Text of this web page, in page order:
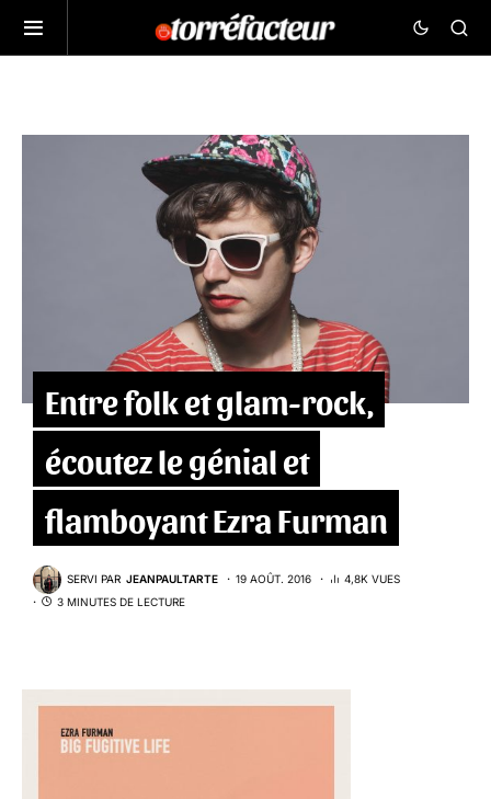
Entre folk et glam-rock,
écoutez le génial et
flamboyant Ezra Furman
SERVI PAR JEANPAULTARTE 19 AOÛT. 2016
4,8K VUES
3 MINUTES DE LECTURE